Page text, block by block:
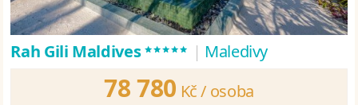
Rah Gili Maldives***** | Maledivy
78 780 Kč / osoba